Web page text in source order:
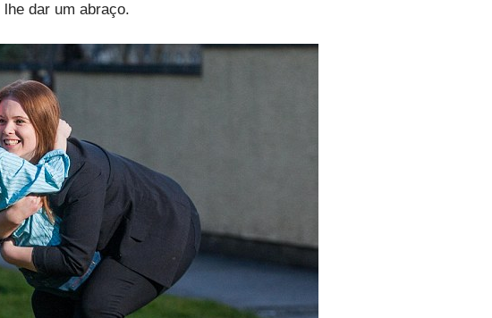
dar um abraço.